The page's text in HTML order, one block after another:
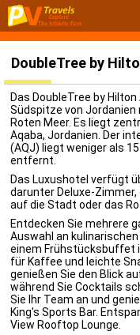
DoubleTree by
Das DoubleTree by
Südspitze von Jordanien
Roten Meer. Es liegt
Aqaba, Jordanien. Der
(AQJ) liegt weniger als
entfernt.
Das Luxushotel verfügt
darunter Deluxe-
auf die Stadt oder das
Entdecken Sie mehrere
Auswahl an
einem Frühstücksbuffet
für Kaffee und leichte
genießen Sie den Blick
während Sie Cocktails
Sie Ihr Team an und
King's Sports Bar.
View Rooftop Lounge.